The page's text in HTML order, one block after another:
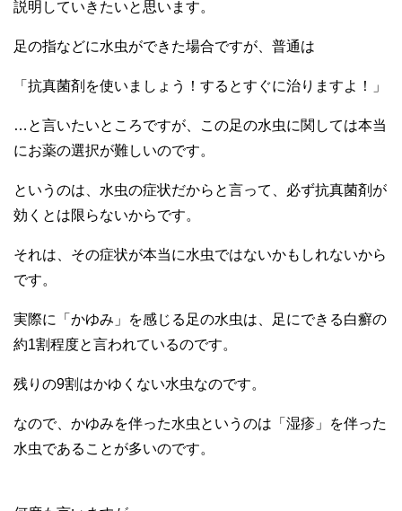
説明していきたいと思います。
足の指などに水虫ができた場合ですが、普通は
「抗真菌剤を使いましょう！するとすぐに治りますよ！」
…と言いたいところですが、この足の水虫に関しては本当
にお薬の選択が難しいのです。
というのは、水虫の症状だからと言って、必ず抗真菌剤が
効くとは限らないからです。
それは、その症状が本当に水虫ではないかもしれないから
です。
実際に「かゆみ」を感じる足の水虫は、足にできる白癬の
約1割程度と言われているのです。
残りの9割はかゆくない水虫なのです。
なので、かゆみを伴った水虫というのは「湿疹」を伴った
水虫であることが多いのです。